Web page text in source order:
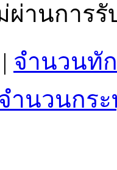
ผ่านการรั
| จำนวนทั
ำนวนกระ